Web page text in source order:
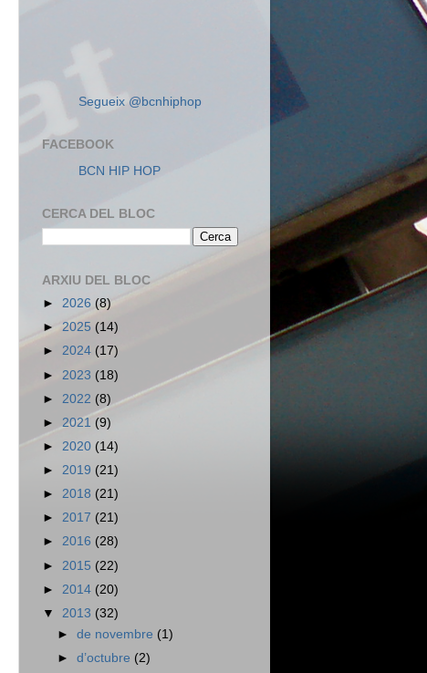
Segueix @bcnhiphop
FACEBOOK
BCN HIP HOP
CERCA DEL BLOC
ARXIU DEL BLOC
► 2026 (8)
► 2025 (14)
► 2024 (17)
► 2023 (18)
► 2022 (8)
► 2021 (9)
► 2020 (14)
► 2019 (21)
► 2018 (21)
► 2017 (21)
► 2016 (28)
► 2015 (22)
► 2014 (20)
▼ 2013 (32)
►de novembre (1)
►d’octubre (2)